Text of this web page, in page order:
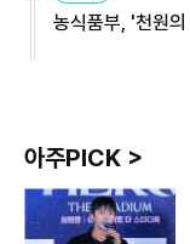
농식품부, '천원
아주PICK >